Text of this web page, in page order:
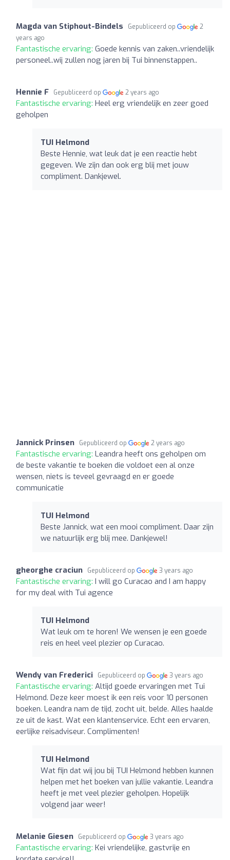
Magda van Stiphout-Bindels Gepubliceerd op
2
years ago
Fantastische ervaring: Goede kennis van zaken..vriendelijk
personeel..wij zullen nog jaren bij Tui binnenstappen..
Hennie F Gepubliceerd op 2 years ago
Fantastische ervaring: Heel erg vriendelijk en zeer goed
geholpen
TUI Helmond
Beste Hennie, wat leuk dat je een reactie hebt
gegeven. We zijn dan ook erg blij met jouw
compliment. Dankjewel.
Jannick Prinsen Gepubliceerd op 2 years ago
Fantastische ervaring: Leandra heeft ons geholpen om
de beste vakantie te boeken die voldoet een al onze
wensen, niets is teveel gevraagd en er goede
communicatie
TUI Helmond
Beste Jannick, wat een mooi compliment. Daar zijn
we natuurlijk erg blij mee. Dankjewel!
gheorghe craciun Gepubliceerd op 3 years ago
Fantastische ervaring: I will go Curacao and I am happy
for my deal with Tui agence
TUI Helmond
Wat leuk om te horen! We wensen je een goede
reis en heel veel plezier op Curacao.
Wendy van Frederici Gepubliceerd op 3 years ago
Fantastische ervaring: Altijd goede ervaringen met Tui
Helmond. Deze keer moest ik een reis voor 10 personen
boeken. Leandra nam de tijd, zocht uit, belde. Alles haalde
ze uit de kast. Wat een klantenservice. Echt een ervaren,
eerlijke reisadviseur. Complimenten!
TUI Helmond
Wat fijn dat wij jou bij TUI Helmond hebben kunnen
helpen met het boeken van jullie vakantie. Leandra
heeft je met veel plezier geholpen. Hopelijk
volgend jaar weer!
Melanie Giesen Gepubliceerd op 3 years ago
Fantastische ervaring: Kei vriendelijke, gastvrije en